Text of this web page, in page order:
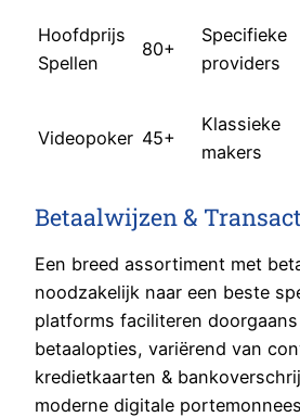
Hoofdprijs
Spellen
80+
Specifieke
providers
Videopoker 45+
Klassieke
makers
Betaalwijzen &
Een breed assortiment met
noodzakelijk naar een beste
platforms faciliteren
betaalopties, variërend van
kredietkaarten &
moderne digitale